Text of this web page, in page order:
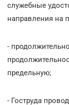
служебные
направления на
-
предельную;
- Гоструда